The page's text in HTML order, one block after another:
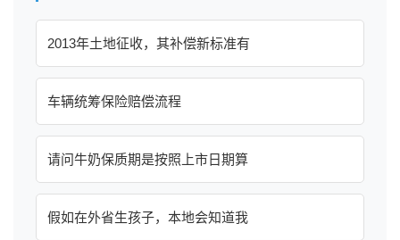
2013年土地征收，其补偿新标准有
车辆统筹保险赔偿流程
请问牛奶保质期是按照上市日期算
假如在外省生孩子，本地会知道我